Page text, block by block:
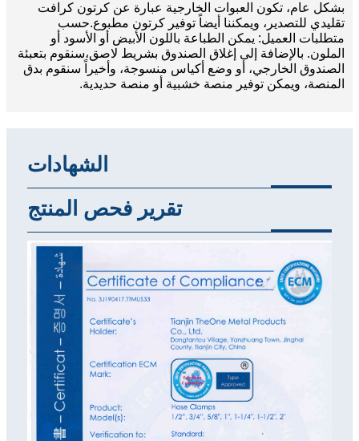
بشكل عام، تكون العبوات الخارجية عبارة عن كرتون كرافت
تقليدي للتصدير، ويمكننا أيضاً توفير كرتون مطبوع.حسب
متطلبات العميل: يمكن الطباعة باللون الأبيض أو الأسود أو
الملون. بالإضافة إلى إغلاق الصندوق بشريط لاصق،سنقوم بتعبئة
الصندوق الخارجي، أو وضع أكياس منسوجة، وأخيراً سنقوم بدق
المنصة، ويمكن توفير منصة خشبية أو منصة حديدية.
الشهادات
تقرير فحص المنتج